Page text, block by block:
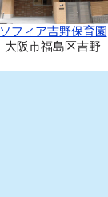
ソフィア吉野保育園
大阪市福島区吉野